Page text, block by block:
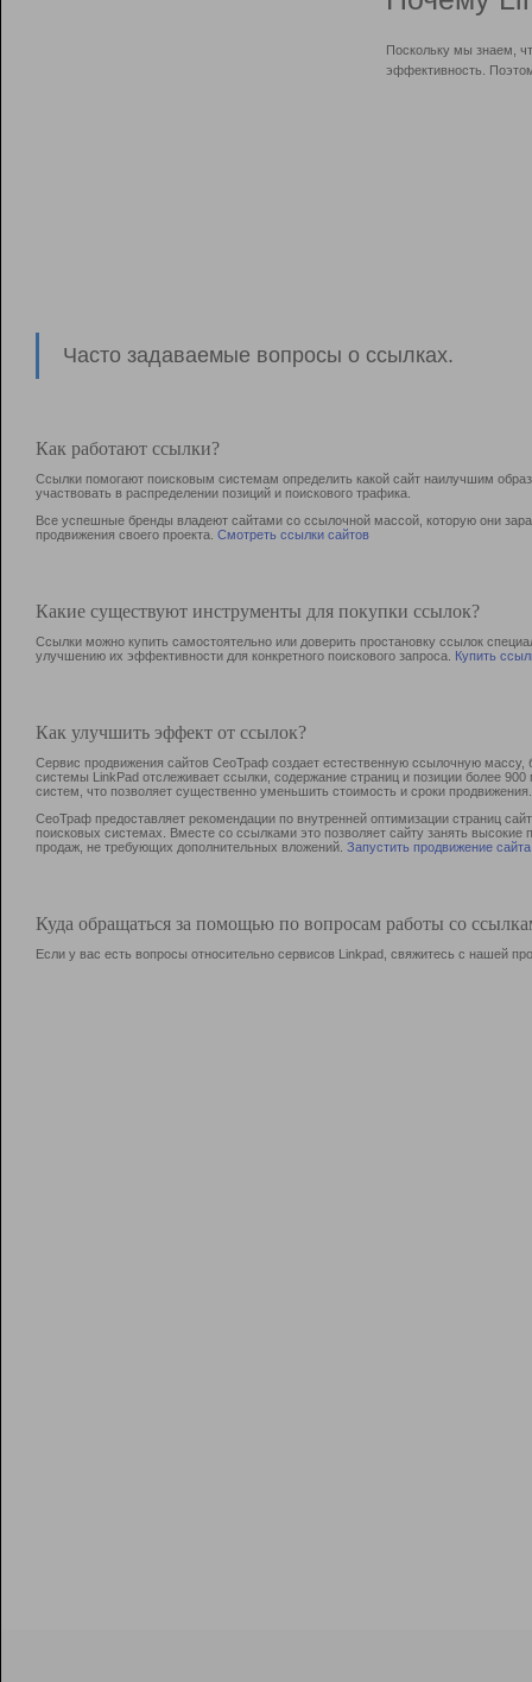
Поскольку мы знаем,
эффективность.
Часто задаваемые вопросы о ссылках.
Как работают ссылки?
Ссылки помогают поисковым системам определить какой сайт наилучшим
участвовать в раcпределении позиций и поискового трафика.
Все успешные бренды владеют сайтами со ссылочной массой, которую они
продвижения своего проекта. Смотреть ссылки сайтов
Какие существуют инструменты для покупки ссылок?
Ссылки можно купить самостоятельно или доверить простановку ссылок
улучшению их эффективности для конкретного поискового запроса. Купить
Как улучшить эффект от ссылок?
Сервис продвижения сайтов СеоТраф создает естественную ссылочную
системы LinkPad отслеживает ссылки, содержание страниц и позиции более
систем, что позволяет существенно уменьшить стоимость и сроки продвижения.
СеоТраф предоставляет рекомендации по внутренней оптимизации страниц
поисковых системах. Вместе со ссылками это позволяет сайту занять
продаж, не требующих дополнительных вложений. Запустить продвижение сайта
Куда обращаться за помощью по вопросам работы со
Если у вас есть вопросы относительно сервисов Linkpad, свяжитесь с нашей